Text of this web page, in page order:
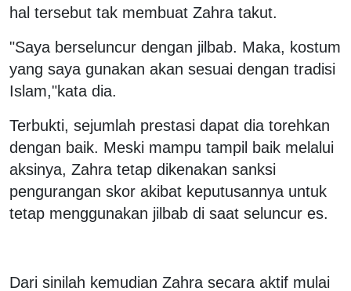
hal tersebut tak membuat Zahra takut.
"Saya berseluncur dengan jilbab. Maka, kostum
yang saya gunakan akan sesuai dengan tradisi
Islam,"kata dia.
Terbukti, sejumlah prestasi dapat dia torehkan
dengan baik. Meski mampu tampil baik melalui
aksinya, Zahra tetap dikenakan sanksi
pengurangan skor akibat keputusannya untuk
tetap menggunakan jilbab di saat seluncur es.
Dari sinilah kemudian Zahra secara aktif mulai